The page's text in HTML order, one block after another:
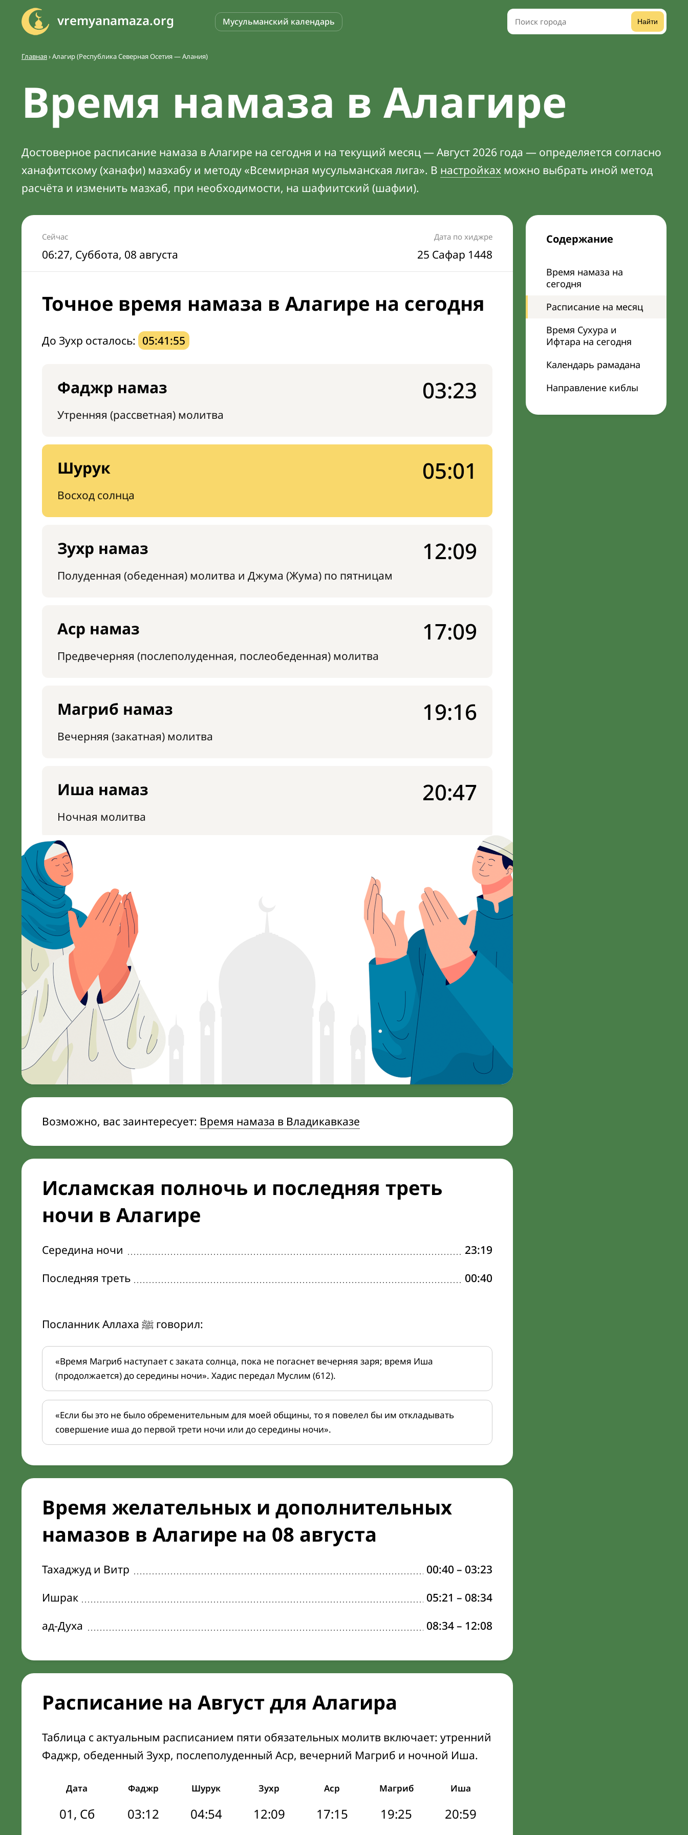
vremyanamaza.org Мусульманский календарь Найти
Главная›Алагир (Республика Северная Осетия — Алания)
Время намаза в Алагире
Достоверное расписание намаза в Алагире на сегодня и на текущий месяц — Август 2026 года — определяется согласно
ханафитскому (ханафи) мазхабу и методу «Всемирная мусульманская лига». В настройках можно выбрать иной метод
расчёта и изменить мазхаб, при необходимости, на шафиитский (шафии).
Содержание
Время намаза на
сегодня
Расписание на месяц
Время Сухура и
Ифтара на сегодня
Календарь рамадана
Направление киблы
Сейчас
06:27, Суббота, 08 августа
Дата по хиджре
25 Сафар 1448
Точное время намаза в Алагире на сегодня
До Зухр осталось: 05:41:54
Фаджр намаз
Утренняя (рассветная) молитва
03:23
Шурук
Восход солнца
05:01
Зухр намаз
Полуденная (обеденная) молитва и Джума (Жума) по пятницам
12:09
Аср намаз
Предвечерняя (послеполуденная, послеобеденная) молитва
17:09
Магриб намаз
Вечерняя (закатная) молитва
19:16
Иша намаз
Ночная молитва
20:47
Возможно, вас заинтересует: Время намаза в Владикавказе
Исламская полночь и последняя треть
ночи в Алагире
Середина ночи
23:19
Последняя треть
00:40
Посланник Аллаха ﷺ говорил:
«Время Магриб наступает с заката солнца, пока не погаснет вечерняя заря; время Иша
(продолжается) до середины ночи». Хадис передал Муслим (612).
«Если бы это не было обременительным для моей общины, то я повелел бы им откладывать
совершение иша до первой трети ночи или до середины ночи».
Время желательных и дополнительных
намазов в Алагире на 08 августа
Тахаджуд и Витр 00:40 – 03:23
Ишрак
05:21 – 08:34
ад-Духа
08:34– 12:08
Расписание на Август для Алагира
Таблица с актуальным расписанием пяти обязательных молитв включает: утренний
Фаджр, обеденный Зухр, послеполуденный Аср, вечерний Магриб и ночной Иша.
Дата Фаджр Шурук Зухр Аср Магриб Иша
01, Сб 03:12 04:54 12:09 17:15 19:25
20:59